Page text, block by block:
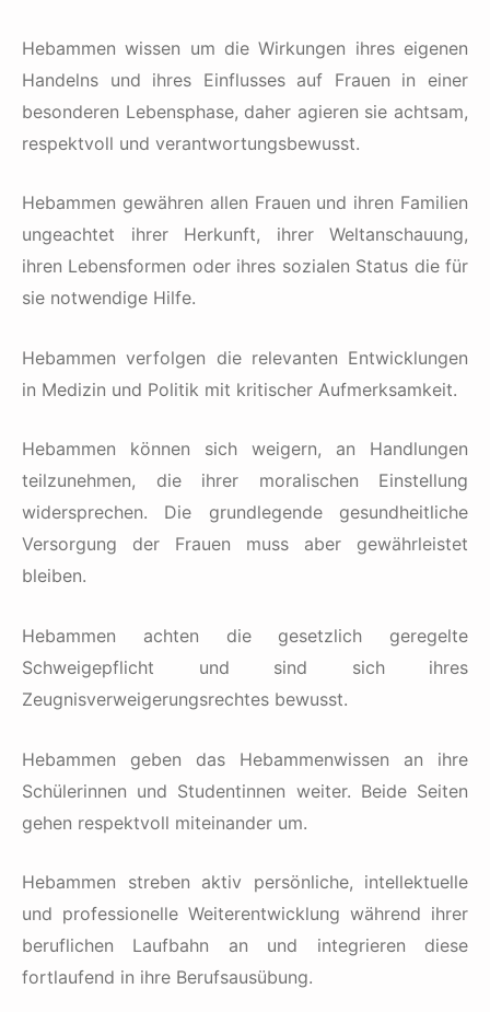
Hebammen wissen um die Wirkungen ihres eigenen
Handelns und ihres Einflusses auf Frauen in einer
besonderen Lebensphase, daher agieren sie achtsam,
respektvoll und verantwortungsbewusst.
Hebammen gewähren allen Frauen und ihren Familien
ungeachtet ihrer Herkunft, ihrer Weltanschauung,
ihren Lebensformen oder ihres sozialen Status die für
sie notwendige Hilfe.
Hebammen verfolgen die relevanten Entwicklungen
in Medizin und Politik mit kritischer Aufmerksamkeit.
Hebammen können sich weigern, an Handlungen
teilzunehmen, die ihrer moralischen Einstellung
widersprechen. Die grundlegende gesundheitliche
Versorgung der Frauen muss aber gewährleistet
bleiben.
Hebammen achten die gesetzlich geregelte
Schweigepflicht und sind sich ihres
Zeugnisverweigerungsrechtes bewusst.
Hebammen geben das Hebammenwissen an ihre
Schülerinnen und Studentinnen weiter. Beide Seiten
gehen respektvoll miteinander um.
Hebammen streben aktiv persönliche, intellektuelle
und professionelle Weiterentwicklung während ihrer
beruflichen Laufbahn an und integrieren diese
fortlaufend in ihre Berufsausübung.